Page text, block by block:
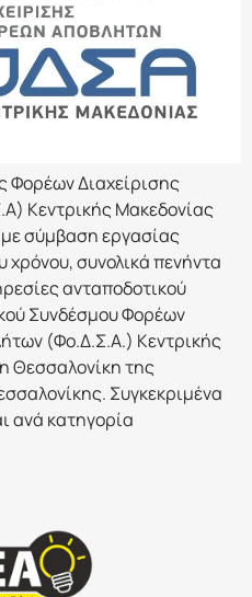
Φορέων Διαχείρισης
Κεντρικής Μακεδονίας
σύμβαση εργασίας
χρόνου, συνολικά πενήντα
ανταποδοτικού
Συνδέσμου Φορέων
(Φο.Δ.Σ.Α.) Κεντρικής
Θεσσαλονίκη της
Συγκεκριμένα
ανά κατηγορία